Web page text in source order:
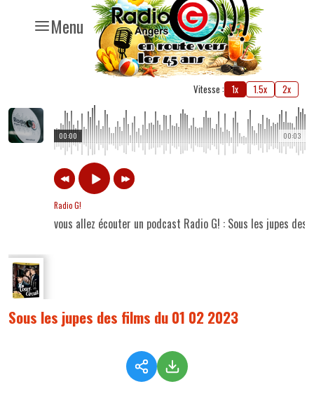
Menu
Vitesse : 1x 1.5x 2x
00:03
00:00
Radio G!
vous allez écouter un podcast Radio G! : Sous les jupes
Sous les jupes des films du 01 02 2023